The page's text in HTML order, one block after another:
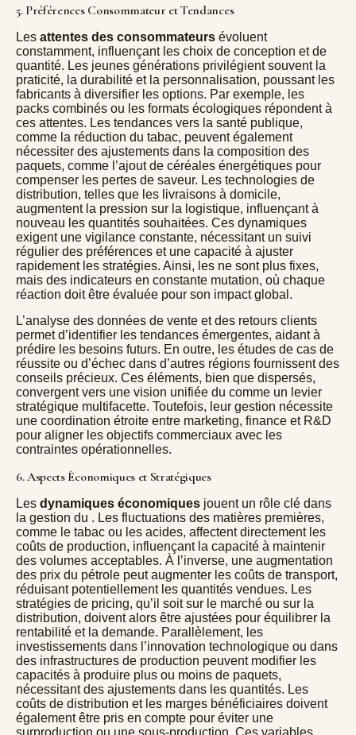
5. Préférences Consommateur et Tendances
Les attentes des consommateurs évoluent
constamment, influençant les choix de conception et de
quantité. Les jeunes générations privilégient souvent la
praticité, la durabilité et la personnalisation, poussant les
fabricants à diversifier les options. Par exemple, les
packs combinés ou les formats écologiques répondent à
ces attentes. Les tendances vers la santé publique,
comme la réduction du tabac, peuvent également
nécessiter des ajustements dans la composition des
paquets, comme l’ajout de céréales énergétiques pour
compenser les pertes de saveur. Les technologies de
distribution, telles que les livraisons à domicile,
augmentent la pression sur la logistique, influençant à
nouveau les quantités souhaitées. Ces dynamiques
exigent une vigilance constante, nécessitant un suivi
régulier des préférences et une capacité à ajuster
rapidement les stratégies. Ainsi, les ne sont plus fixes,
mais des indicateurs en constante mutation, où chaque
réaction doit être évaluée pour son impact global.
L’analyse des données de vente et des retours clients
permet d’identifier les tendances émergentes, aidant à
prédire les besoins futurs. En outre, les études de cas de
réussite ou d’échec dans d’autres régions fournissent des
conseils précieux. Ces éléments, bien que dispersés,
convergent vers une vision unifiée du comme un levier
stratégique multifacette. Toutefois, leur gestion nécessite
une coordination étroite entre marketing, finance et R&D
pour aligner les objectifs commerciaux avec les
contraintes opérationnelles.
6. Aspects Économiques et Stratégiques
Les dynamiques économiques jouent un rôle clé dans
la gestion du . Les fluctuations des matières premières,
comme le tabac ou les acides, affectent directement les
coûts de production, influençant la capacité à maintenir
des volumes acceptables. À l’inverse, une augmentation
des prix du pétrole peut augmenter les coûts de transport,
réduisant potentiellement les quantités vendues. Les
stratégies de pricing, qu’il soit sur le marché ou sur la
distribution, doivent alors être ajustées pour équilibrer la
rentabilité et la demande. Parallèlement, les
investissements dans l’innovation technologique ou dans
des infrastructures de production peuvent modifier les
capacités à produire plus ou moins de paquets,
nécessitant des ajustements dans les quantités. Les
coûts de distribution et les marges bénéficiaires doivent
également être pris en compte pour éviter une
surproduction ou une sous-production. Ces variables